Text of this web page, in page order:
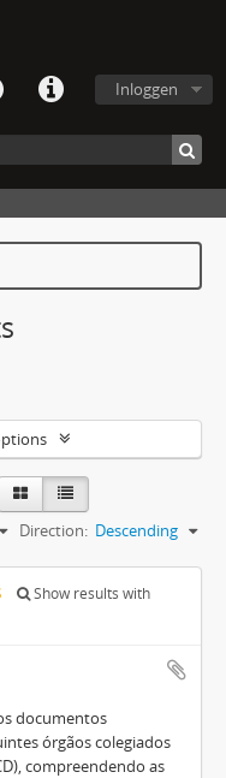
Inloggen
Direction: Descending
Show results with
documentos
órgãos colegiados
compreendendo as